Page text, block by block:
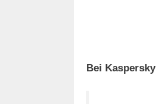
Bei